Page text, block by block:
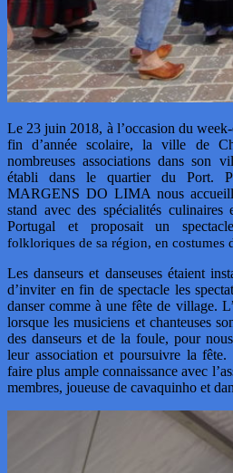
Le 23 juin 2018, à l’occasion du
fin d’année scolaire, la ville de
nombreuses associations dans son
établi dans le quartier du Port.
MARGENS DO LIMA nous
stand avec des spécialités
Portugal et proposait un spectacle
folkloriques de sa région, en costumes
Les danseurs et danseuses étaient
d’inviter en fin de spectacle les
danser comme à une fête de village.
lorsque les musiciens et chanteuses
des danseurs et de la foule, pour
leur association et poursuivre la
faire plus ample connaissance avec
membres, joueuse de cavaquinho et